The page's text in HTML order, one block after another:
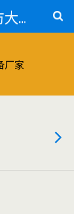
赛嘉机械公司_PVC石塑仿大理石线条生产线_PVC仿大理石板材生产设备_PVC门窗型材生产设备_PVC扣板设备_PVC/WPC发泡板材生产线_PVC波浪瓦生产设备_地毯覆膜TPR TPE设备_TPR鞋边条生产设备_PVC封边条卡条生产设备_PVC造料设备_PVC PE PP管材生产线_混合机
厂家